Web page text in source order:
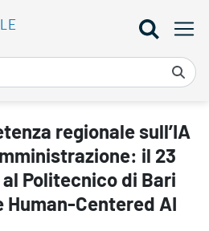
sull’IA nella Pubblica
regionale sull’IA
il 23
Politecnico di Bari
Centered AI